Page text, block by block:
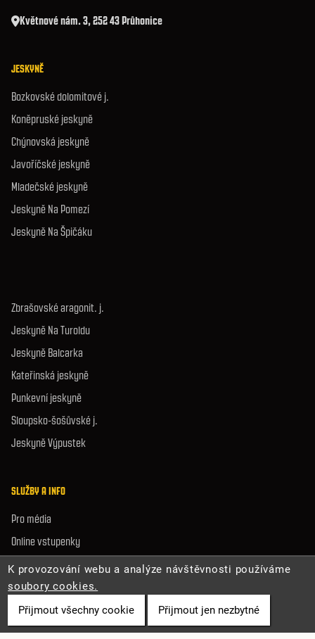
Květnové nám. 3, 252 43 Průhonice
JESKYNĚ
Bozkovské dolomitové j.
Koněpruské jeskyně
Chýnovská jeskyně
Javoříčské jeskyně
Mladečské jeskyně
Jeskyně Na Pomezí
Jeskyně Na Špičáku
Zbrašovské aragonit. j.
Jeskyně Na Turoldu
Jeskyně Balcarka
Kateřinská jeskyně
Punkevní jeskyně
Sloupsko-šošůvské j.
Jeskyně Výpustek
SLUŽBY A INFO
Pro média
Online vstupenky
Volná místa
Mapa stránek
Prohlášení o přístupnosti
Ochrana osobních údajů
K provozování webu a analýze návštěvnosti používáme
soubory cookies.
Přijmout všechny cookie
Přijmout jen nezbytné